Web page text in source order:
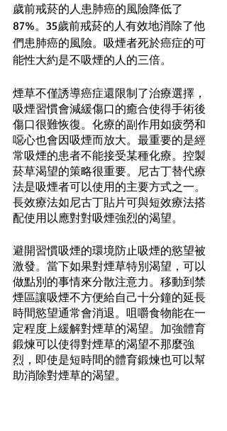
歲前戒菸的人患肺癌的風險降低了
87%。35歲前戒菸的人有效地消除了他
們患肺癌的風險。吸煙者死於癌症的可
能性大約是不吸煙的人的三倍。
煙草不僅誘導癌症還限制了治療選擇，
吸煙習慣會減緩傷口的癒合使得手術後
傷口很難恢復。化療的副作用如疲勞和
噁心也會因吸煙而放大。最重要的是經
常吸煙的患者不能接受某種化療。控製
菸草渴望的策略很重要。尼古丁替代療
法是吸煙者可以使用的主要方式之一。
長效療法如尼古丁貼片可與短效療法搭
配使用以應對對吸煙強烈的渴望。
避開習慣吸煙的環境防止吸煙的慾望被
激發。當下如果對煙草特別渴望，可以
做點別的事情來分散注意力。移動到禁
煙區讓吸煙不方便給自己十分鐘的延長
時間慾望通常會消退。咀嚼食物能在一
定程度上緩解對煙草的渴望。加強體育
鍛煉可以使得對煙草的渴望不那麼強
烈，即使是短時間的體育鍛煉也可以幫
助消除對煙草的渴望。